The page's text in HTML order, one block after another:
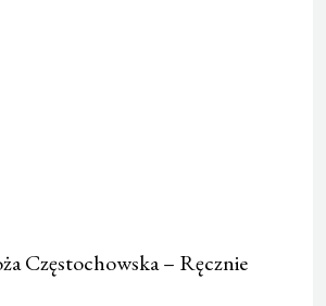
Częstochowska – Ręcznie